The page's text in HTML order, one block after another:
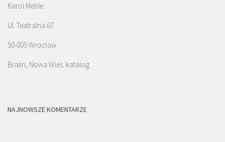
Karol Meble
Ul. Teatralna 67
50-005 Wrocław
Bralin, Nowa Wieś: katalog
NAJNOWSZE KOMENTARZE